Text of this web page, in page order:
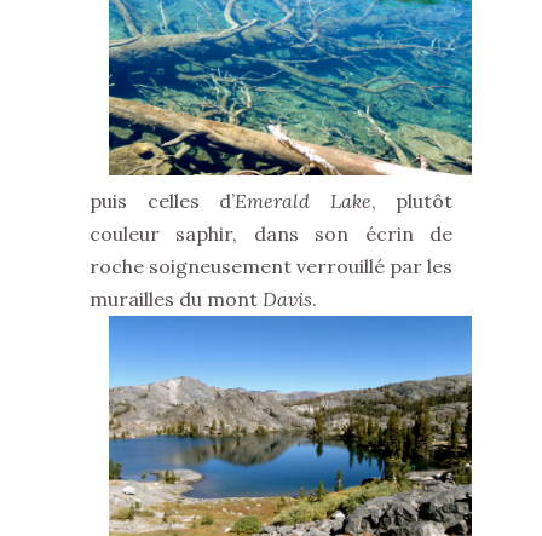
puis celles d’Emerald Lake, plutôt
couleur saphir, dans son écrin de
roche soigneusement verrouillé par les
murailles du mont Davis.